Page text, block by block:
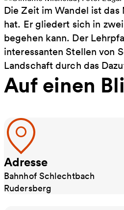
Die Zeit im Wandel ist
hat. Er gliedert sich in
begehen kann. Der
interessanten Stellen von
Landschaft durch das
Auf einen
Adresse
Bahnhof Schlechtbach
Rudersberg